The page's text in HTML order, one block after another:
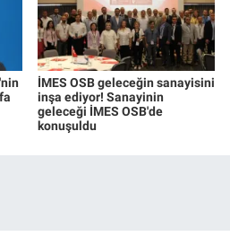
İMES OSB geleceğin sanayisini
inşa ediyor! Sanayinin
geleceği İMES OSB'de
konuşuldu